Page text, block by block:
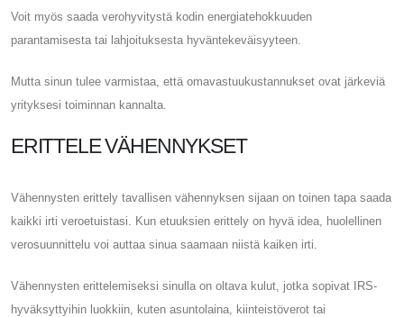
Voit myös saada verohyvitystä kodin energiatehokkuuden
parantamisesta tai lahjoituksesta hyväntekeväisyyteen.
Mutta sinun tulee varmistaa, että omavastuukustannukset ovat järkeviä
yrityksesi toiminnan kannalta.
ERITTELE VÄHENNYKSET
Vähennysten erittely tavallisen vähennyksen sijaan on toinen tapa saada
kaikki irti veroetuistasi. Kun etuuksien erittely on hyvä idea, huolellinen
verosuunnittelu voi auttaa sinua saamaan niistä kaiken irti.
Vähennysten erittelemiseksi sinulla on oltava kulut, jotka sopivat IRS-
hyväksyttyihin luokkiin, kuten asuntolaina, kiinteistöverot tai